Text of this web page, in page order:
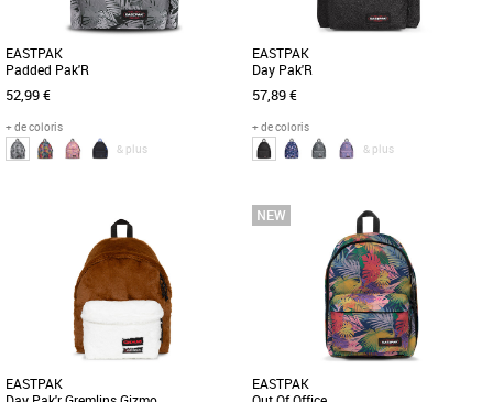
EASTPAK
Padded Pak'R
52,99 €
+ de coloris
& plus
Nouvelle collection Eastpak
Le sac à dos Eastpak Padded Pak'R est
l'accessoire idéal pour allier style et
praticité durant la [...]
EASTPAK
Day Pak'R
57,89 €
+ de coloris
& plus
Nouvelle collection Eastpak
Le sac à dos Eastpak Day Pak'R est
l'accessoire parfait pour accompagner
vos journées printanières [...]
EASTPAK
EASTPAK